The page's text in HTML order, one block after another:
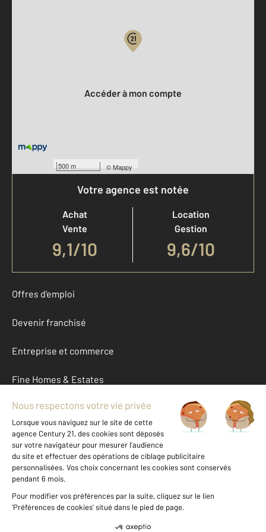
500 m ©Mappy
Accéder à mon compte
Votre agence est notée
Achat
Vente
9,1/10
Location
Gestion
9,6/10
Offres d'emploi
Devenir franchisé
Entreprise et commerce
Fine Homes & Estates
À propos
International
Nous contacter